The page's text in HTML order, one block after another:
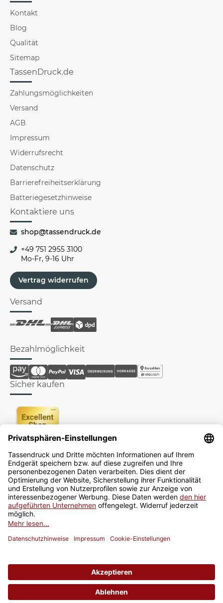
Kontakt
Blog
Qualität
Sitemap
TassenDruck.de
Zahlungsmöglichkeiten
Versand
AGB
Impressum
Widerrufsrecht
Datenschutz
Barrierefreiheitserklärung
Batteriegesetzhinweise
Kontaktiere uns
shop@tassendruck.de
+49 751 2955 3100
Mo-Fr, 9-16 Uhr
Vertrag widerrufen
Versand
Bezahlmöglichkeit
Sicher kaufen
Newsletter